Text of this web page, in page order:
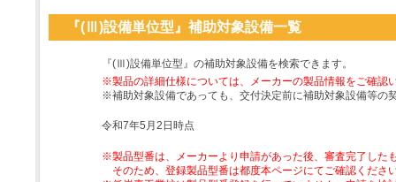
『(Ⅲ)設備単位型』補助対象設備一覧
『(Ⅲ)設備単位型』の補助対象設備を検索できます。
※製品の詳細仕様については、メーカーの製品情報をご確認
※補助対象設備であっても、交付決定前に補助対象設備等の
令和7年5月2日時点
※製品型番は、メーカーより申請があった後、審査完了した
そのため、登録製品型番は都度本ページにてご確認くださ